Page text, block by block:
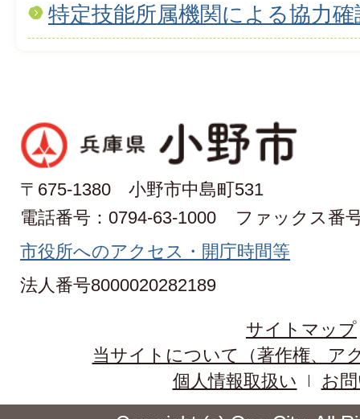
特定技能所属機関による協力
〒675-1380 小野市中島町531
電話番号：0794-63-1000
ファックス番
市役所へのアクセス・開庁時間等
法人番号8000020282189
サイトマップ
当サイトについて（著作権、ア
個人情報取扱い
お